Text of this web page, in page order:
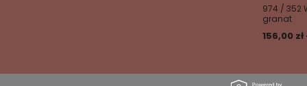
974 / 352
granat
156,00 zł